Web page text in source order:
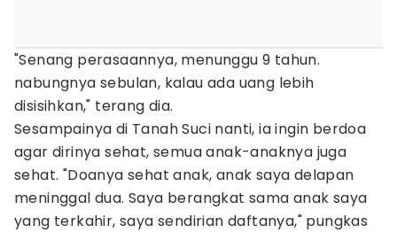
"Senang perasaannya, menunggu 9 tahun.
nabungnya sebulan, kalau ada uang lebih
disisihkan," terang dia.
Sesampainya di Tanah Suci nanti, ia ingin berdoa
agar dirinya sehat, semua anak-anaknya juga
sehat. "Doanya sehat anak, anak saya delapan
meninggal dua. Saya berangkat sama anak saya
yang terkahir, saya sendirian daftanya," pungkas